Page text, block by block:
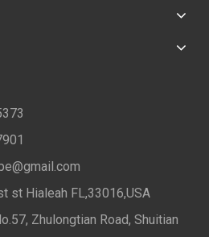
st Hialeah FL,33016,USA
Zhulongtian Road, Shuitian